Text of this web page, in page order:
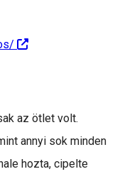
az ötlet volt.
annyi sok minden
hozta, cipelte